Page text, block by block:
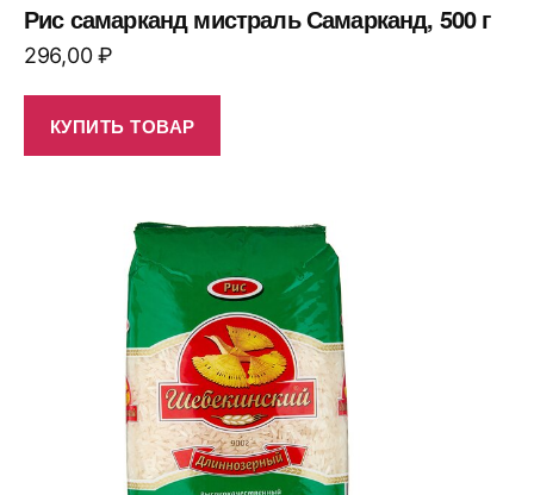
Рис самарканд мистраль Самарканд, 500 г
296,00₽
КУПИТЬ ТОВАР